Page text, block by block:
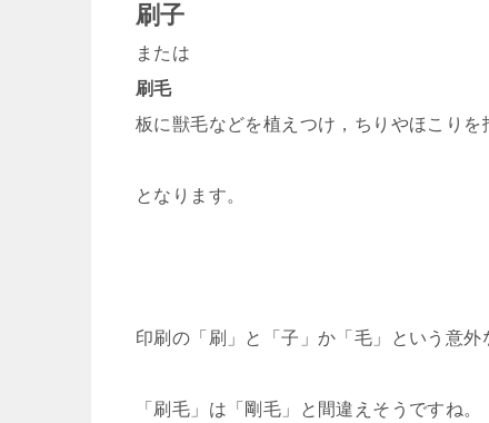
刷子
または
刷毛
板に獣毛などを植えつけ，ちりやほこりを
となります。
印刷の「刷」と「子」か「毛」という意外
「刷毛」は「剛毛」と間違えそうですね。